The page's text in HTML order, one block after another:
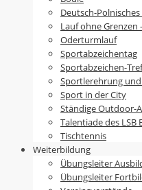
Deutsch-
Lauf ohne Grenzen
Oderturmlauf
Sportabzeichentag
Sportabzeichen-
Sportlerehrung
Sport in der City
Ständige Outdoor-
Talentiade des LSB
Tischtennis
Weiterbildung
Übungsleiter
Übungsleiter